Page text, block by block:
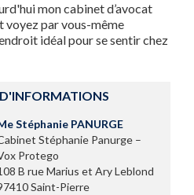
mon cabinet d’avocat
voyez par vous-même
idéal pour se sentir chez
Stéphanie PANURGE
Stéphanie Panurge –
Protego
B rue Marius et Ary Leblond
Saint-Pierre